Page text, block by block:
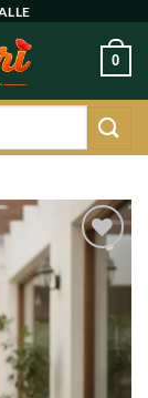
0
Agregar